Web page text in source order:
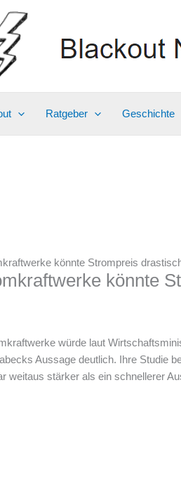
Ratgeber Geschichte
könnte Strompreis
könnte
würde laut
Aussage deutlich. Ihre Studie
weitaus stärker als ein schnellerer